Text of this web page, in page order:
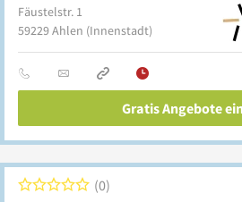
Fäustelstr. 1
59229Ahlen (Innenstadt)
Gratis Angebote
0